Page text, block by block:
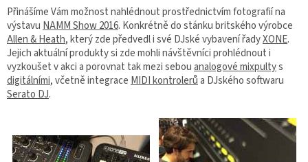
Přinášíme Vám možnost nahlédnout prostřednictvím fotografií na
výstavu NAMM Show 2016. Konkrétně do stánku britského výrobce
Allen & Heath, který zde předvedl i své DJské vybavení řadyXONE.
Jejich aktuální produkty si zde mohli návštěvníci prohlédnout i
vyzkoušet v akci a porovnat tak mezi sebouanalogové mixpultys
digitálními, včetně integrace MIDI kontrolerůa DJského softwaru
Serato DJ.